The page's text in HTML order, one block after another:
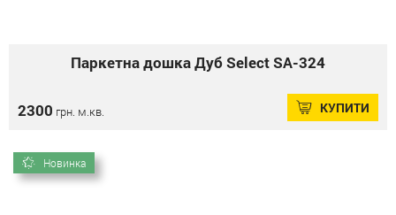
Паркетна дошка Дуб Select SA-324
2300 грн. м.кв. КУПИТИ
Новинка